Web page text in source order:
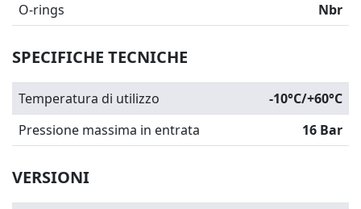
O-rings
Nbr
SPECIFICHE TECNICHE
Temperatura di utilizzo
-10°C/+60°C
Pressione massima in entrata
16 Bar
VERSIONI